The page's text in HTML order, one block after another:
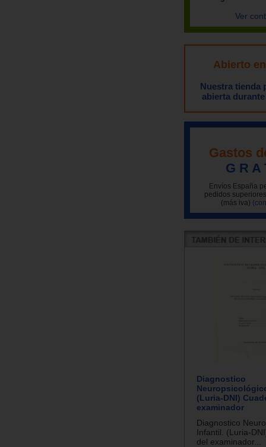
Ver
Abierto
Nuestra tienda
abierta
Gastos
G R A
Envíos España
pedidos
(más iva)
Diagnostico
(Luria-DNI)
examinador
Diagnostico
Infantil. (Luria-
del examinador...